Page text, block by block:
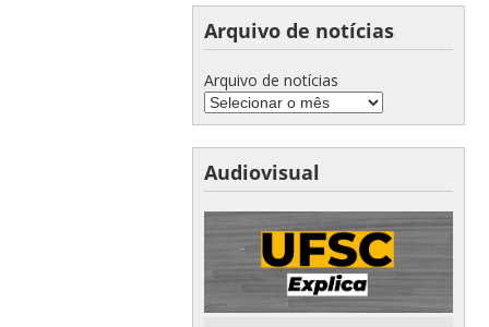
Arquivo de notícias
Arquivo de notícias
Audiovisual